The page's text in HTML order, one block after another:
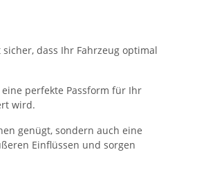
dass Ihr Fahrzeug optimal
perfekte Passform für Ihr
wird.
genügt, sondern auch eine
Einflüssen und sorgen